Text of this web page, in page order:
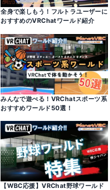
全身で楽しもう！フルトラユーザーに
おすすめのVRChatワールド紹介
みんなで遊べる！VRChatスポーツ系
おすすめワールド50選！
【WBC応援】VRChat野球ワールド